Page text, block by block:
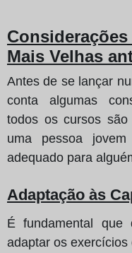
Mais Velhas
Antes de se lançar
conta algumas
todos os cursos
uma pessoa
adequado para
Adaptação às
É fundamental que
adaptar os